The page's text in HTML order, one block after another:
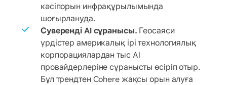
кәсіпорын инфрақұрылымында
шоғырлануда.
Суверенді AI сұранысы. Геосаяси
үрдістер америкалық ірі технологиялық
корпорациялардан тыс AI
провайдерлеріне сұранысты өсіріп отыр.
Бұл трендтен Cohere жақсы орын алуға